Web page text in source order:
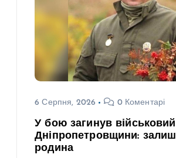
6 Серпня, 2026 0 Коментарі
У бою загинув
Дніпропетровщини:
родина